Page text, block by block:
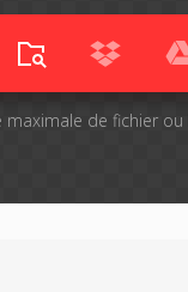
maximale de fichier ou